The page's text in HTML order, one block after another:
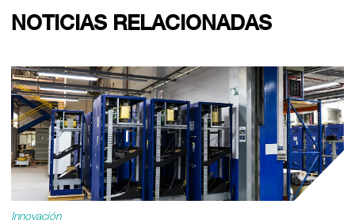
NOTICIAS RELACIONADAS
Innovación